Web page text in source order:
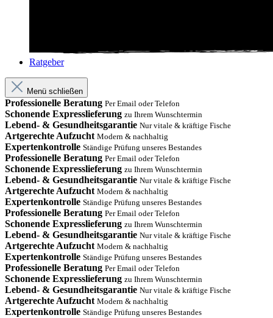
Ratgeber
Menü schließen
Professionelle Beratung Per Email oder Telefon
Schonende Expresslieferung zu Ihrem Wunschtermin
Lebend- & Gesundheitsgarantie Nur vitale & kräftige Fische
Artgerechte Aufzucht Modern & nachhaltig
Expertenkontrolle Ständige Prüfung unseres Bestandes
Professionelle Beratung Per Email oder Telefon
Schonende Expresslieferung zu Ihrem Wunschtermin
Lebend- & Gesundheitsgarantie Nur vitale & kräftige Fische
Artgerechte Aufzucht Modern & nachhaltig
Expertenkontrolle Ständige Prüfung unseres Bestandes
Professionelle Beratung Per Email oder Telefon
Schonende Expresslieferung zu Ihrem Wunschtermin
Lebend- & Gesundheitsgarantie Nur vitale & kräftige Fische
Artgerechte Aufzucht Modern & nachhaltig
Expertenkontrolle Ständige Prüfung unseres Bestandes
Professionelle Beratung Per Email oder Telefon
Schonende Expresslieferung zu Ihrem Wunschtermin
Lebend- & Gesundheitsgarantie Nur vitale & kräftige Fische
Artgerechte Aufzucht Modern & nachhaltig
Expertenkontrolle Ständige Prüfung unseres Bestandes